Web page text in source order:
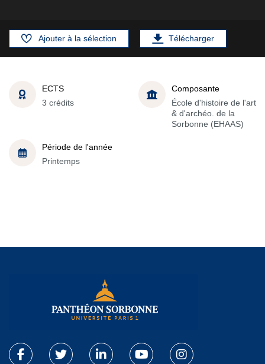
Ajouter à la sélection Télécharger
ECTS
3 crédits
Composante
École d'histoire de l'art
& d'archéo. de la
Sorbonne (EHAAS)
Période de l'année
Printemps